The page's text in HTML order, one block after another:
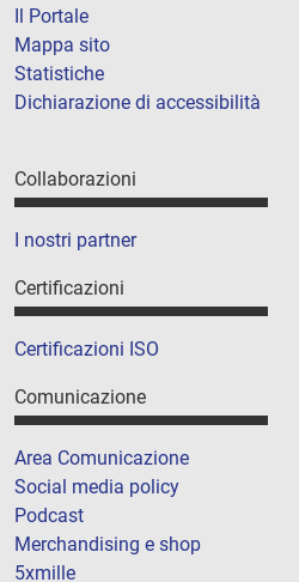
Il Portale
Mappa sito
Statistiche
Dichiarazione di accessibilità
Collaborazioni
I nostri partner
Certificazioni
Certificazioni ISO
Comunicazione
Area Comunicazione
Social media policy
Podcast
Merchandising e shop
5xmille